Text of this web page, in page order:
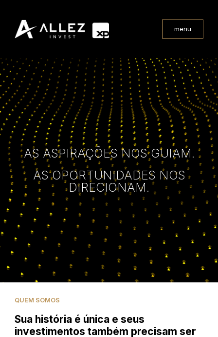
menu
AS ASPIRAÇÕES NOS GUIAM.
AS OPORTUNIDADES NOS
DIRECIONAM.
QUEM SOMOS
Sua história é única e seus
investimentos também precisam ser